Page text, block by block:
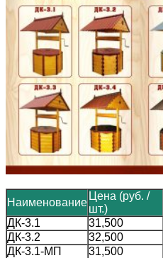
Наименование
Цена (руб. /
шт.)
ДК-3.1
31,500
ДК-3.2
32,500
ДК-3.1-МП
31,500